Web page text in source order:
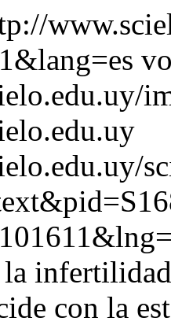
con la